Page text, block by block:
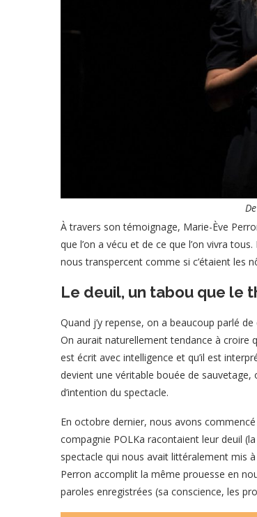
À travers son témoignage, Marie-Ève
que l’on a vécu et de ce que l’on vivra
nous transpercent comme si c’étaient les
Le deuil, un tabou que le
Quand j’y repense, on a beaucoup parlé
On aurait naturellement tendance à croire
est écrit avec intelligence et qu’il est
devient une véritable bouée de
d’intention du spectacle.
En octobre dernier, nous avons
compagnie POLKa racontaient leur deuil
spectacle qui nous avait littéralement mis
Perron accomplit la même prouesse en
paroles enregistrées (sa conscience, les